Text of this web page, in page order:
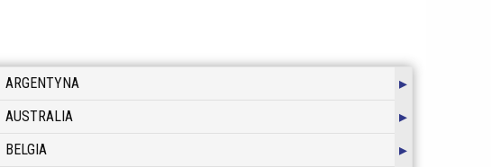
▸
ARGENTYNA
▸
AUSTRALIA
▸
BELGIA